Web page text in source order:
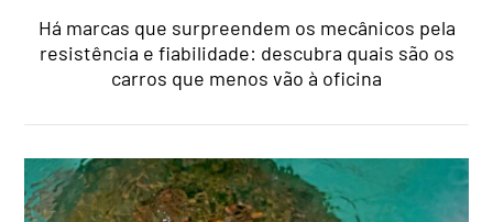
Há marcas que surpreendem os mecânicos pela
resistência e fiabilidade: descubra quais são os
carros que menos vão à oficina